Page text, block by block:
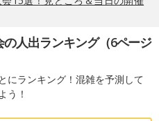
人出ランキング（6ページ
にランキング！混雑を予測して
う！